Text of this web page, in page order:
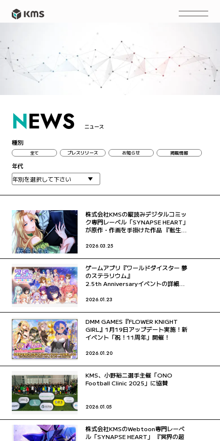
NEWS ニュース
種別
全て プレスリリース お知らせ 掲載情報
年代
株式会社KMSの縦読みデジタルコミッ
ク専門レーベル「SYNAPSE HEART」
が原作・作画を手掛けた作品 『転生し
2026.03.25
ゲームアプリ『ワールドダイスター 夢
のステラリウム』
2.5th Anniversaryイベントの詳細を
クター登場を発表
2026.01.23
DMM GAMES『FLOWER KNIGHT
GIRL』1月19日アップデート実施！新
イベント「祝！11周年」開催！
2026.01.20
KMS、小野裕二選手主催「ONO
Football Clinic 2025」に協賛
2026.01.05
株式会社KMSのWebtoon専門レーベ
ル「SYNAPSE HEART」 『冥界の超